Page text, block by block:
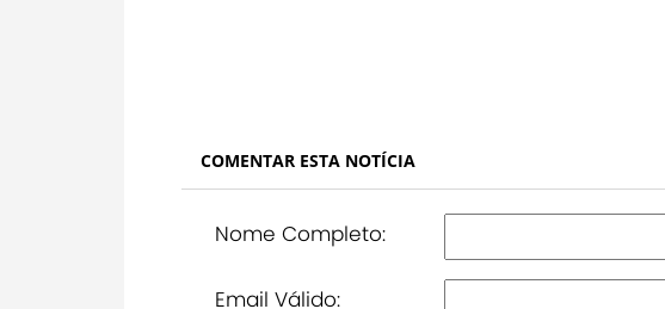
COMENTAR ESTA NOTÍCIA
Nome Completo:
Email Válido: